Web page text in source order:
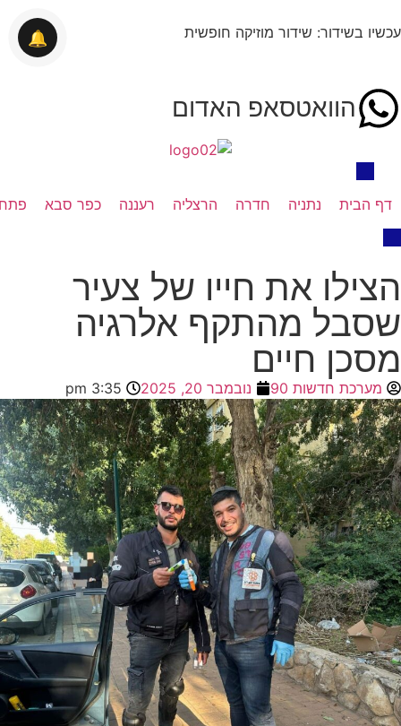
עכשיו בשידור: שידור מוזיקה חופשית
הוואטסאפ האדום
דף הבית נתניה חדרה הרצליה רעננה כפר סבא
הצילו את חייו של צעיר
שסבל מהתקף אלרגיה
מסכן חיים
מערכת חדשות 90 נובמבר 20, 2025 3:35 pm
🔔